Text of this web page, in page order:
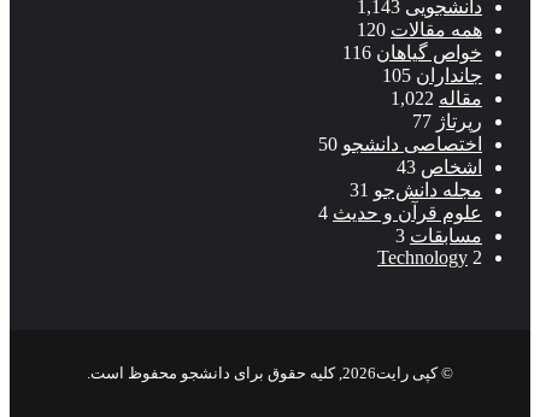
دانشجویی 1,143
همه مقالات 120
خواص گیاهان 116
جانداران 105
مقاله
1,022
رپرتاژ
77
اختصاصی دانشجو 50
اشخاص 43
مجله دانش‌جو 31
علوم قرآن و حدیث 4
مسابقات 3
Technology
© کپی رایت2026, کلیه حقوق برای دانشجو محفوظ است.